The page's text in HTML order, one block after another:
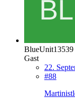
BlueUnit13539
Gast
22.
#88